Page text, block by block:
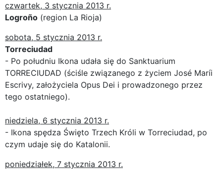
czwartek, 3 stycznia 2013 r.
Logroño (region La Rioja)
sobota, 5 stycznia 2013 r.
Torreciudad
- Po południu Ikona udała się do Sanktuarium
TORRECIUDAD (ściśle związanego z życiem José Maríi
Escrivy, założyciela Opus Dei i prowadzonego przez
tego ostatniego).
niedziela, 6 stycznia 2013 r.
- Ikona spędza Święto Trzech Króli w Torreciudad, po
czym udaje się do Katalonii.
poniedziałek, 7 stycznia 2013 r.